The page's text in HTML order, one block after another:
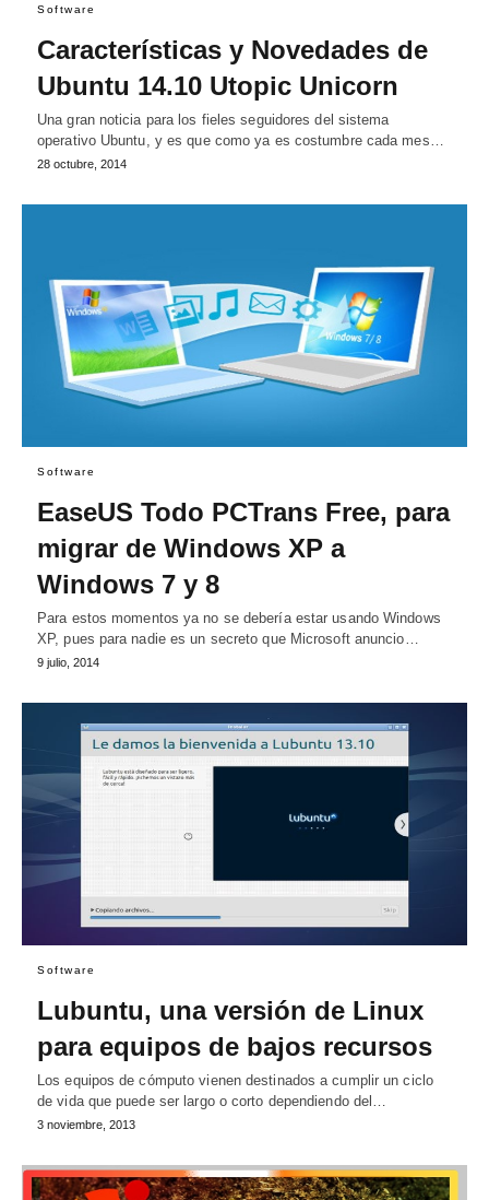
Software
Características y Novedades de
Ubuntu 14.10 Utopic Unicorn
Una gran noticia para los fieles seguidores del sistema
operativo Ubuntu, y es que como ya es costumbre cada mes…
28 octubre, 2014
Software
EaseUS Todo PCTrans Free, para
migrar de Windows XP a
Windows 7 y 8
Para estos momentos ya no se debería estar usando Windows
XP, pues para nadie es un secreto que Microsoft anuncio…
9 julio, 2014
Software
Lubuntu, una versión de Linux
para equipos de bajos recursos
Los equipos de cómputo vienen destinados a cumplir un ciclo
de vida que puede ser largo o corto dependiendo del…
3 noviembre, 2013